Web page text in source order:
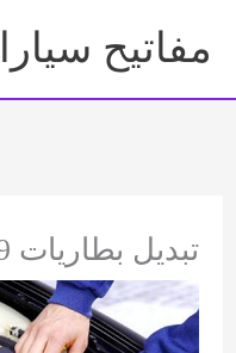
إلى
المحتوى
مفاتيح
تبديل بطاريات 92295349